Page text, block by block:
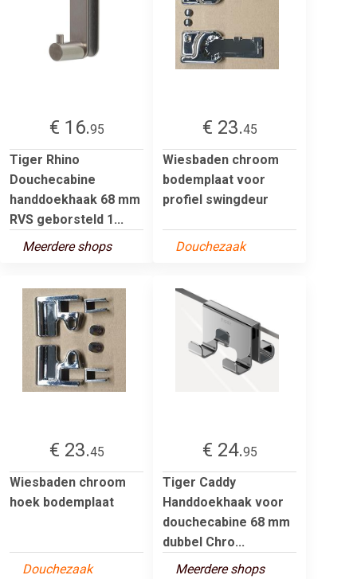
€ 16.95
Tiger Rhino
Douchecabine
handdoekhaak 68 mm
RVS geborsteld 1...
Meerdere shops
€ 23.45
Wiesbaden chroom
bodemplaat voor
profiel swingdeur
Douchezaak
€ 23.45
Wiesbaden chroom
hoek bodemplaat
Douchezaak
€ 24.95
Tiger Caddy
Handdoekhaak voor
douchecabine 68 mm
dubbel Chro...
Meerdere shops